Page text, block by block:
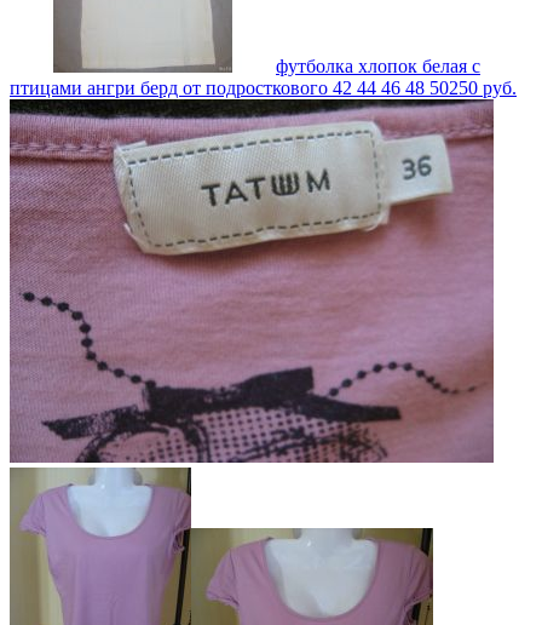
футболка хлопок белая с
птицами ангри берд от подросткового 42 44 46 48 50250 руб.